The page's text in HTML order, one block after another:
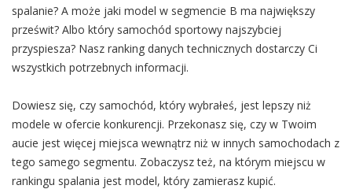
spalanie? A może jaki model w segmencie B ma największy
prześwit? Albo który samochód sportowy najszybciej
przyspiesza? Nasz ranking danych technicznych dostarczy Ci
wszystkich potrzebnych informacji.
Dowiesz się, czy samochód, który wybrałeś, jest lepszy niż
modele w ofercie konkurencji. Przekonasz się, czy w Twoim
aucie jest więcej miejsca wewnątrz niż w innych samochodach z
tego samego segmentu. Zobaczysz też, na którym miejscu w
rankingu spalania jest model, który zamierasz kupić.